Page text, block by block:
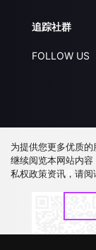
追踪社群
FOLLOW US
下载 APP
为提供您更多优质
继续阅览本网站内
私权政策资讯，请阅